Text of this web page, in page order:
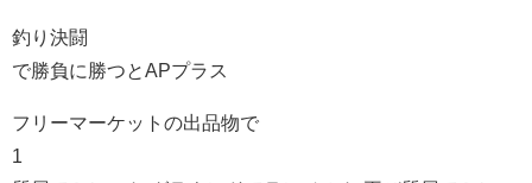
釣り決闘
で勝負に勝つとAPプラス
フリーマーケットの出品物で
1